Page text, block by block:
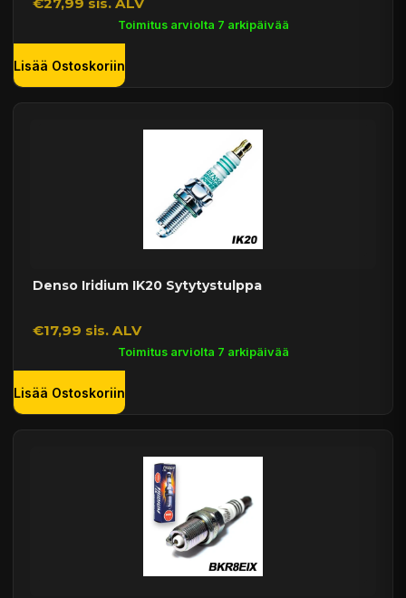
Toimitus arviolta 7 arkipäivää
Lisää Ostoskoriin
Denso Iridium IK20 Sytytystulppa
€17,99 sis. ALV
Toimitus arviolta 7 arkipäivää
Lisää Ostoskoriin